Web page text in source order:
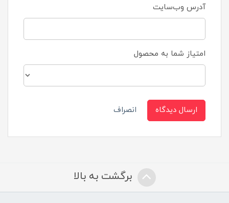
آدرس وب‌سایت
امتیاز شما به محصول
ارسال دیدگاه انصراف
برگشت به بالا